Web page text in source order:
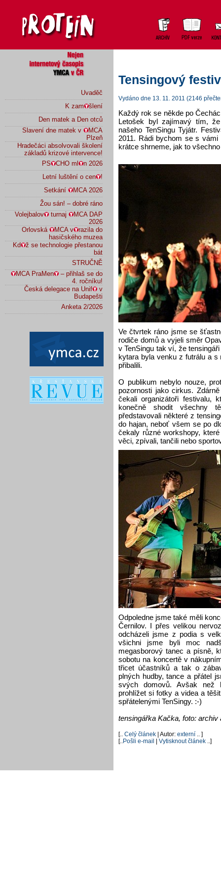
Uvaděč
K zam
šlení
Den matek a Den otců
Slavení dne matek v
MCA
Plzeň
Hradečáci absolvovali školení
základů krizové intervence!
PS
CHO ml
n 2026
Letní luštění o cen
!
Setkání
MCA 2026
Žou sán! – dobré ráno
Volejbalov
turnaj
MCA DAP
2026
Orlovská
MCA v
razila do
hasičského muzea
Kd
ž se technologie přestanou
bát
STRUČNĚ
MCA PraMen
– přihlaš se do
4. ročníku!
Česká delegace na Unif
v
Budapešti
Anketa 2/2026
Tensingový
Vydáno dne 13. 11. 2011 (2146
Každý rok se někde po
Letošek byl zajímavý tím,
našeho TenSingu Tyjátr.
2011. Rádi bychom se s
krátce shrneme, jak to
Ve čtvrtek ráno jsme se
rodiče domů a vyjeli směr
v TenSingu tak ví, že
kytara byla venku z futrálu a
přibalili.
O publikum nebylo nouze,
pozornosti jako cirkus.
čekali organizátoři festivalu,
konečně shodit všechny
představovali některé z
do hajan, neboť všem se po
čekaly různé workshopy,
věci, zpívali, tančili nebo
Odpoledne jsme také měli
Černilov. I přes velikou
odcházeli jsme z podia s
všichni jsme byli moc
megasborový tanec a písně,
sobotu na koncertě v
třicet účastníků a tak o
plných hudby, tance a přátel
svých domovů. Avšak než
prohlížet si fotky a videa a
spřátelenými TenSingy. :-)
tensingářka Kačka, foto: archiv
[.. Celý článek | Autor: externí .. ]
[.. Pošli e-mail | Vytisknout článek ..]